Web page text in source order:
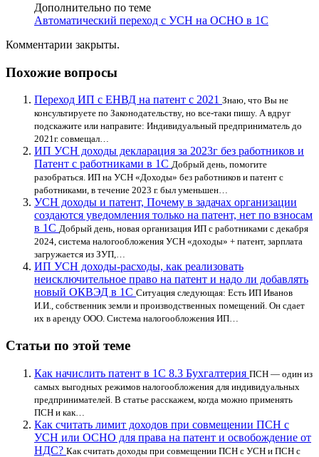
Дополнительно по теме
Автоматический переход с УСН на ОСНО в 1С
Комментарии закрыты.
Похожие вопросы
Переход ИП с ЕНВД на патент с 2021 Знаю, что Вы не
консультируете по Законодательству, но все-таки пишу. А вдруг
подскажите или направите: Индивидуальный предприниматель до
2021г. совмещал…
ИП УСН доходы декларация за 2023г без работников и
Патент с работниками в 1С Добрый день, помогите
разобраться. ИП на УСН «Доходы» без работников и патент с
работниками, в течение 2023 г. был уменьшен…
УСН доходы и патент, Почему в задачах организации
создаются уведомления только на патент, нет по взносам
в 1С Добрый день, новая организация ИП с работниками с декабря
2024, система налогообложения УСН «доходы» + патент, зарплата
загружается из ЗУП,…
ИП УСН доходы-расходы, как реализовать
неисключительное право на патент и надо ли добавлять
новый ОКВЭД в 1С Ситуация следующая: Есть ИП Иванов
И.И., собственник земли и производственных помещений. Он сдает
их в аренду ООО. Система налогообложения ИП…
Статьи по этой теме
Как начислить патент в 1С 8.3 Бухгалтерия ПСН — один из
самых выгодных режимов налогообложения для индивидуальных
предпринимателей. В статье расскажем, когда можно применять
ПСН и как…
Как считать лимит доходов при совмещении ПСН с
УСН или ОСНО для права на патент и освобождение от
НДС? Как считать доходы при совмещении ПСН с УСН и ПСН с